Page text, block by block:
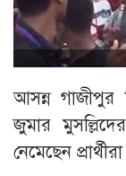
আসন্ন গাজীপুর
জুমার
নেমেছেন